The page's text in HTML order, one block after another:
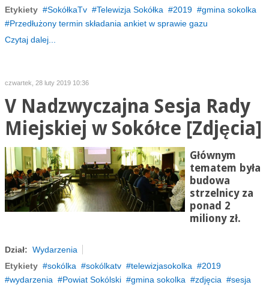
Etykiety
SokółkaTv Telewizja Sokółka 2019
gmina sokolka
Przedłużony termin składania ankiet w sprawie gazu
Czytaj dalej...
czwartek, 28 luty 2019 10:36
V Nadzwyczajna Sesja Rady
Miejskiej w Sokółce [Zdjęcia]
Głównym
tematem była
budowa
strzelnicy za
ponad 2
miliony zł.
Dział: Wydarzenia
Etykiety
sokólka sokólkatv telewizjasokolka
2019
wydarzenia
Powiat Sokólski gmina sokolka zdjęcia
sesja